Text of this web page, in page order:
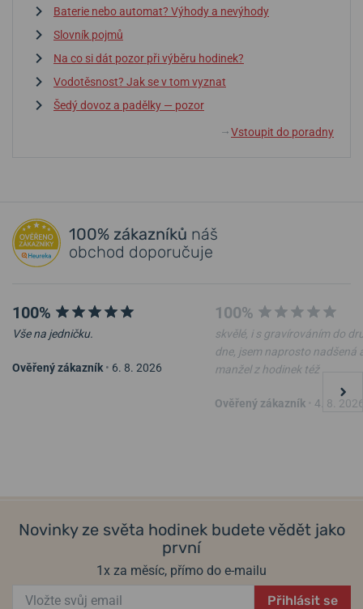
Baterie nebo automat? Výhody a nevýhody
Slovník pojmů
Na co si dát pozor při výběru hodinek?
Vodotěsnost? Jak se v tom vyznat
Šedý dovoz a padělky — pozor
↓ Vstoupit do poradny
100% zákazníků náš
obchod doporučuje
100%
Vše na jedničku.
Ověřený zákazník • 6. 8. 2026
100%
skvělé, i s gravírováním do
dne, jsem naprosto nadšená
manžel z hodinek též
Ověřený zákazník 4. 8.
Novinky ze světa hodinek budete vědět jako
první
1x za měsíc, přímo do e-mailu
Přihlásit se